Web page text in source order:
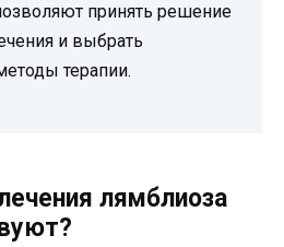
принять решение
и выбрать
терапии.
лямблиоза